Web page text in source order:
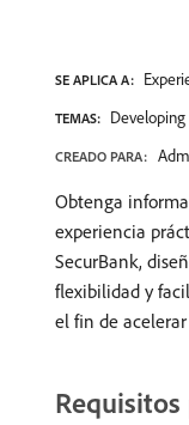
SE APLICA A:
TEMAS: Developing
CREADO PARA:
Obtenga
experiencia
SecurBank,
flexibilidad y
el fin de